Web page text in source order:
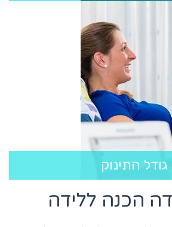
גודל התינוק
הכנה ללידה